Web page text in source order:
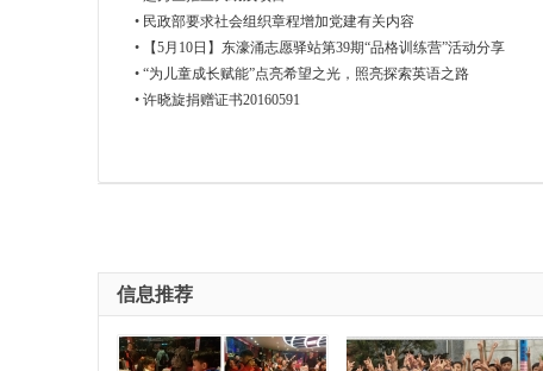
• 民政部要求社会组织章程增加党建有关内容
•
【5月10日】东濠涌志愿驿站第39期“品格训练营”活动分享
• “为儿童成长赋能”点亮希望之光，照亮探索英语之路
• 许晓旋捐赠证书20160591
信息推荐